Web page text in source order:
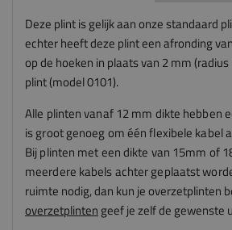
Deze plint is gelijk aan onze standaard
echter heeft deze plint een afronding
op de hoeken in plaats van 2 mm
plint (model 0101).
Alle plinten vanaf 12 mm dikte hebben
is groot genoeg om één flexibele kabel
Bij plinten met een dikte van 15mm of
meerdere kabels achter geplaatst
ruimte nodig, dan kun je overzetplinten
overzetplinten geef je zelf de gewenste